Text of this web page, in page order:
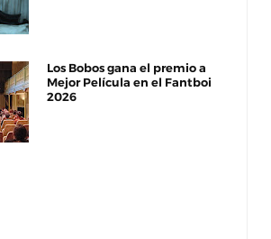
Los Bobos gana el premio a
Mejor Película en el Fantboi
2026